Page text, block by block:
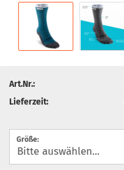
Art.Nr.:
Lieferzeit:
Größe: